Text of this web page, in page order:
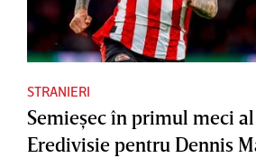
STRANIERI
Semieşec în primul meci
Eredivisie pentru Dennis